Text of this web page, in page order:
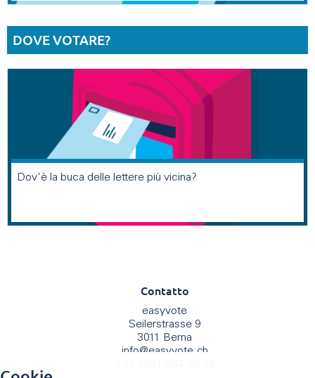
DOVE VOTARE?
Dov'è la buca delle lettere più vicina?
Contatto
easyvote
Seilerstrasse 9
3011 Berna
info@easyvote.ch